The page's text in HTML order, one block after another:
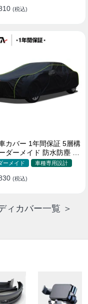
(税込)
カバー 1年間保証 5層構
ダーメイド 防水防塵 裏
種専用
ーメイド 車種専用設計
(税込)
ィカバー一覧 ＞